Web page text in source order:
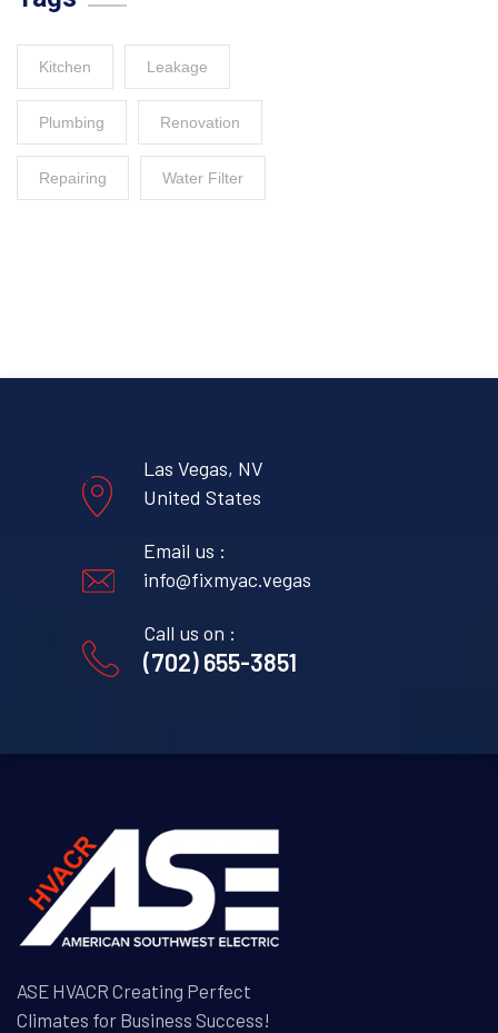
Kitchen Leakage
Plumbing Renovation
Repairing Water Filter
Las Vegas, NV
United States
Email us :
info@fixmyac.vegas
Call us on :
(702) 655-3851
ASE HVACR Creating Perfect
Climates for Business Success!